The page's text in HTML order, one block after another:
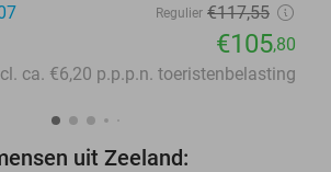
Regulier €117,55
€105,80
ca. €6,20 p.p.p.n. toeristenbelasting
uit Zeeland: